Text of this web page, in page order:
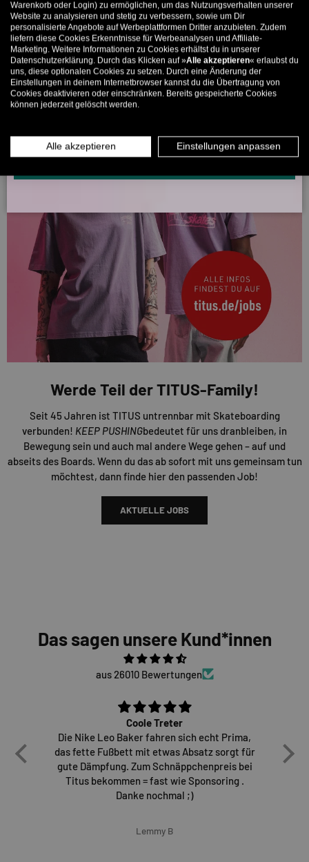
Werde Teil der TITUS-Family!
Seit 45 Jahren ist TITUS untrennbar mit Skateboarding
verbunden! KEEP PUSHINGbedeutet für uns dranbleiben, in
Bewegung sein und auch mal andere Wege gehen – auf und
abseits des Boards. Wenn du das ab sofort mit uns gemeinsam tun
möchtest, dann finde hier den passenden Job!
AKTUELLE JOBS
Das sagen unsere Kund*innen
aus 26010 Bewertungen
Coole Treter
Die Nike Leo Baker fahren sich echt Prima,
das fette Fußbett mit etwas Absatz sorgt für
gute Dämpfung. Zum Schnäppchenpreis bei
Titus bekommen = fast wie Sponsoring .
Danke nochmal ;)
Lemmy B
Bis zu 11% Rabatt auf deine erste Bestellung. Aufgepasst: Du
kannst nur 1x wählen! 🤫
5% ab €80 9% ab €100 11% ab €150 🔥
E-Mail
MÄNNER
INFOS ÜBER WHATSAPP? KEIN PROBLEM!
KLICK HIER UND SCHICKE UNS DIE VORGESCHRIEBENE NACHRICHT,
Warenkorb oder Login) zu ermöglichen, um das Nutzungsverhalten unserer
Website zu analysieren und stetig zu verbessern, sowie um Dir
personalisierte Angebote auf Werbeplattformen Dritter anzubieten. Zudem
liefern diese Cookies Erkenntnisse für Werbeanalysen und Affiliate-
Marketing. Weitere Informationen zu Cookies erhältst du in unserer
Datenschutzerklärung. Durch das Klicken auf »Alle akzeptieren« erlaubst du
uns, diese optionalen Cookies zu setzen. Durch eine Änderung der
Einstellungen in deinem Internetbrowser kannst du die Übertragung von
Cookies deaktivieren oder einschränken. Bereits gespeicherte Cookies
können jederzeit gelöscht werden.
Alle akzeptieren Einstellungen anpassen